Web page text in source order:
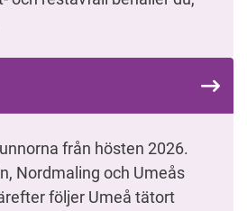
från hösten 2026.
Nordmaling och Umeås
följer Umeå tätort